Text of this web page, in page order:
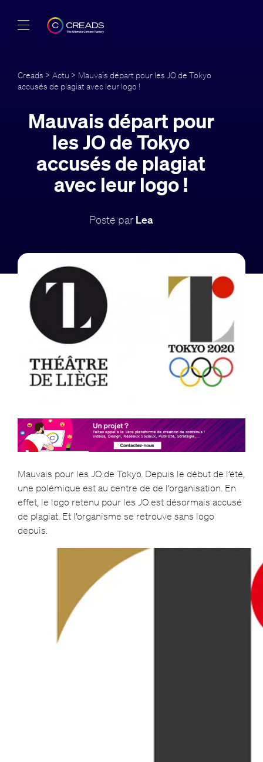
Offres
À propos
Creads > Actu > Mauvais départ pour les JO de Tokyo
accusés de plagiat avec leur logo !
Mauvais départ pour
les JO de Tokyo
accusés de plagiat
avec leur logo !
Posté par Lea
Mauvais pour les JO de Tokyo. Depuis le début de l’été,
une polémique est au centre de de l’organisation. En
effet, le logo retenu pour les JO est désormais accusé
de plagiat. Et l’organisme se retrouve sans logo
depuis.